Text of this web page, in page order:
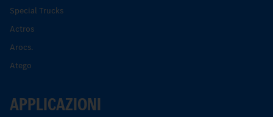
Special Trucks
Actros
Arocs.
Atego
APPLICAZIONI